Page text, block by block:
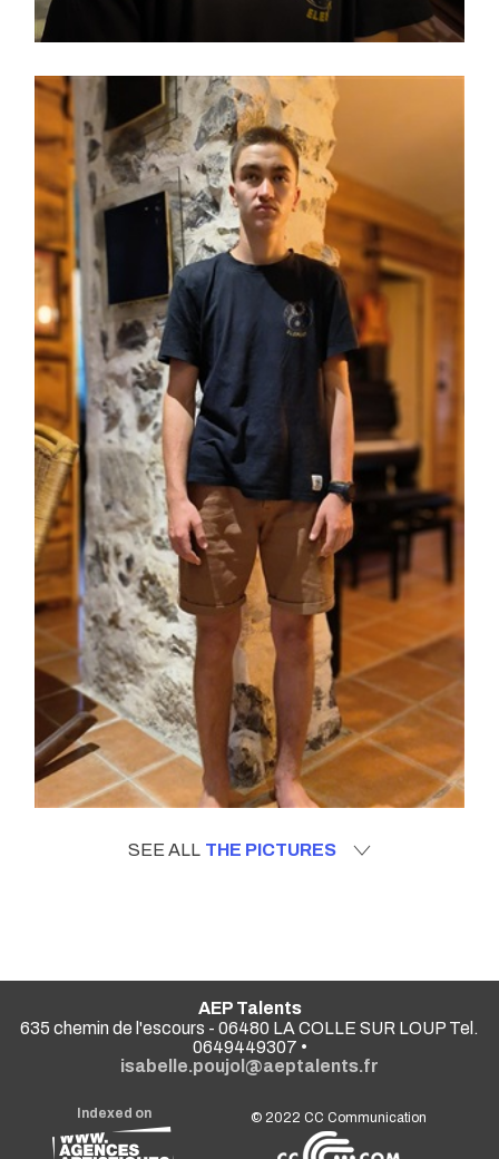
SEE ALL THE PICTURES
AEP Talents
635 chemin de l'escours - 06480 LA COLLE SUR LOUP Tel.
0649449307 •
isabelle.poujol@aeptalents.fr
Indexed on © 2022CC Communication